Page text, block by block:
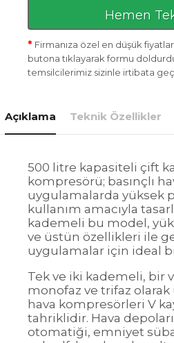
Hemen
* Firmanıza özel en düşük
butona tıklayarak formu
temsilcilerimiz sizinle irtibata
Açıklama Teknik Özellikler
500 litre kapasiteli çift
kompresörü; basınçlı
uygulamalarda yüksek
kullanım amacıyla
kademeli bu model,
ve üstün özellikleri ile
uygulamalar için ideal
Tek ve iki kademeli, bir
monofaz ve trifaz
hava kompresörleri V
tahriklidir. Hava
otomatiği, emniyet